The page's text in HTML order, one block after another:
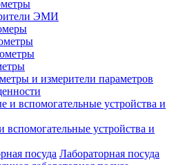
ЭМИ
и измерители параметров
вспомогательные устройства и
Лабораторная посуда